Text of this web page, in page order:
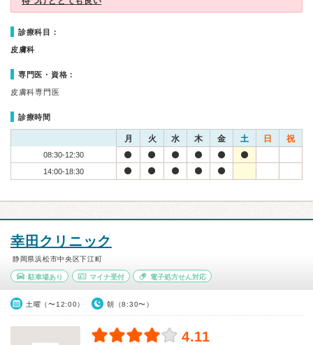
診療科目：
皮膚科
専門医・資格：
皮膚科専門医
診療時間
月 火 水 木 金 土 日 祝
08:30-12:30
14:00-18:30
幸田クリニック
静岡県浜松市中央区下江町
駐車場あり マイナ受付 電子処方せん対応
土曜（〜12:00） 朝（8:30〜）
4.11